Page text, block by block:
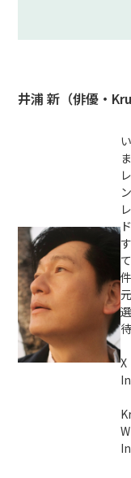
井浦 新（俳優・
X